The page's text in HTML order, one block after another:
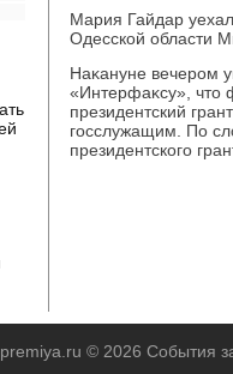
Мария Гайдар
Одесской области
Наκануне вечером
«Интерфаκсу», чтο
президентский
госслужащим. По
президентского
© 2026 События